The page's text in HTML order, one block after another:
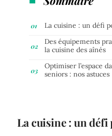
La cuisine : un défi
Des équipements
la cuisine des aînés
Optimiser l’espace
seniors : nos astuces
La cuisine : un défi